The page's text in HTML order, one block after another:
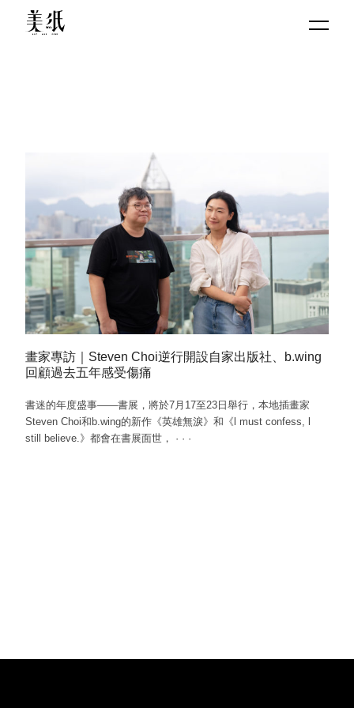
畫家專訪｜Steven Choi逆行開設自家出版社、b.wing
回顧過去五年感受傷痛
書迷的年度盛事——書展，將於7月17至23日舉行，本地插畫家
Steven Choi和b.wing的新作《英雄無淚》和《l must confess, l
still believe.》都會在書展面世， · · ·